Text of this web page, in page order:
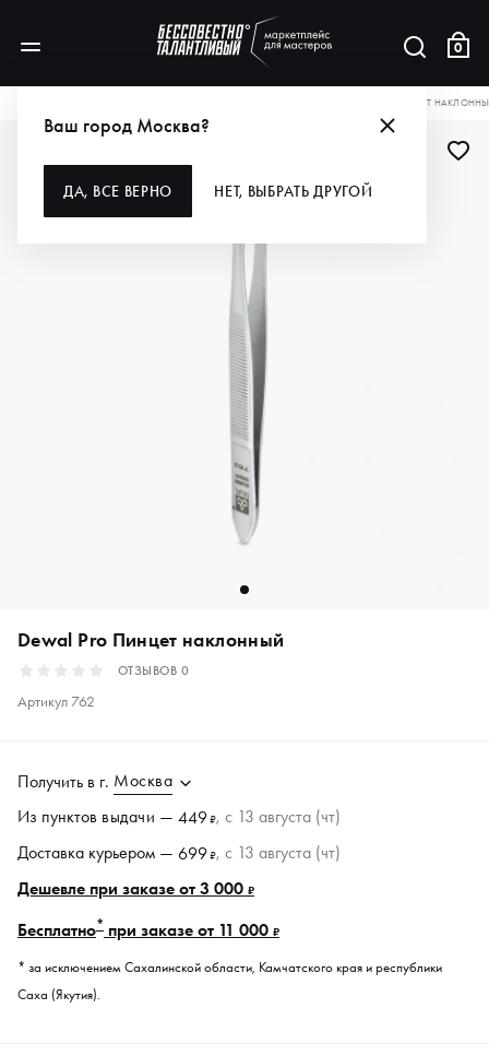
0
Ваш город Москва?
ДА, ВСЕ ВЕРНО НЕТ, ВЫБРАТЬ ДРУГОЙ
DEWAL PRO ПИНЦЕТ
Dewal Pro Пинцет наклонный
ОТЗЫВОВ 0
Артикул 762
Получить в г. Москва
Из пунктов выдачи — 449₽, c 13 августа (чт)
Доставка курьером — 699₽, c 13 августа (чт)
Дешевле при заказе от 3 000 ₽
Бесплатно* при заказе от 11 000 ₽
* за исключением Сахалинской области, Камчатского края и республики
Саха (Якутия).